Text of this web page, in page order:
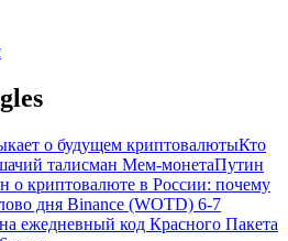
обеспеченных криптовалютой
о будущем криптовалютыКто
талисман Мем-монетаПутин
о криптовалюте в России: почему
дня Binance (WOTD) 6-7
ежедневный код Красного Пакета